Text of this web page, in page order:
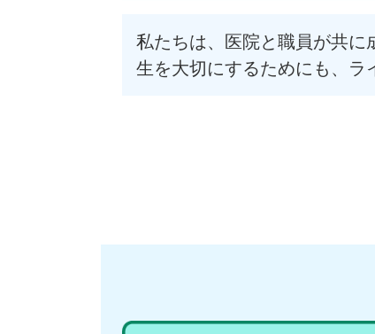
私たちは、医院と職員が共に
生を大切にするためにも、ラ